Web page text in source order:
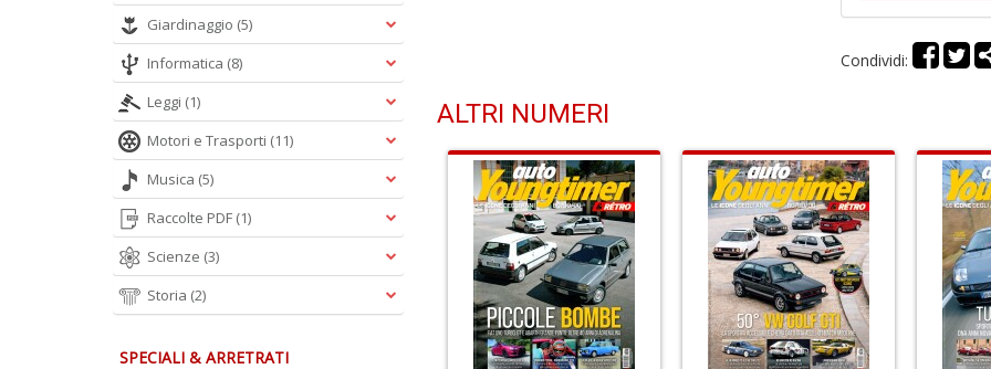
Condividi:
ALTRI NUMERI
Giardinaggio (5)
Informatica (8)
Leggi (1)
Motori e Trasporti (11)
Musica (5)
Raccolte PDF (1)
Scienze (3)
Storia (2)
SPECIALI & ARRETRATI